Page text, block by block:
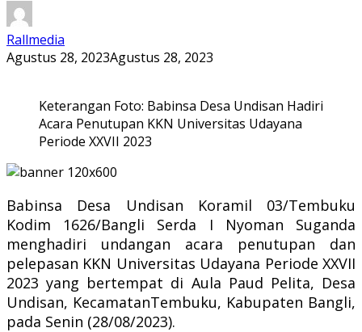
Rallmedia
Agustus 28, 2023Agustus 28, 2023
Keterangan Foto: Babinsa Desa Undisan Hadiri
Acara Penutupan KKN Universitas Udayana
Periode XXVII 2023
Babinsa Desa Undisan Koramil 03/Tembuku
Kodim 1626/Bangli Serda I Nyoman Suganda
menghadiri undangan acara penutupan dan
pelepasan KKN Universitas Udayana Periode XXVII
2023 yang bertempat di Aula Paud Pelita, Desa
Undisan, KecamatanTembuku, Kabupaten Bangli,
pada Senin (28/08/2023).